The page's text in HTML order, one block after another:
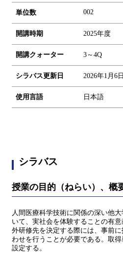
単位数 002
開講時期 2025年度
開講クォーター 3～4Q
シラバス更新日 2026年1月6日
使用言語 日本語
シラバス
授業の目的（ねらい）、概
人間医療科学技術に関係の深い他
いて、実社会を体験することの有
外研修先を決定する際には、事前
わせを行うことが必要である。取
設定する。